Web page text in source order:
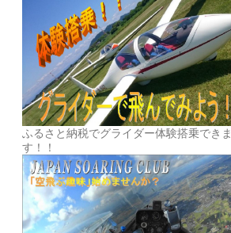
ふるさと納税でグライダー体験搭乗できま
す！！